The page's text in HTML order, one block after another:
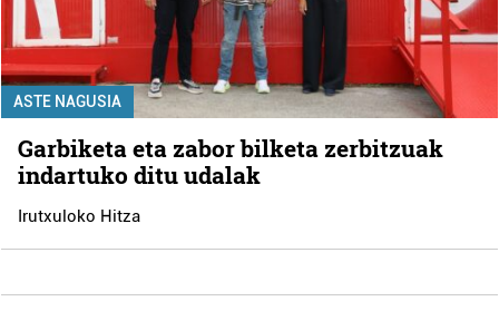
ASTE NAGUSIA
Garbiketa eta zabor bilketa zerbitzuak
indartuko ditu udalak
Irutxuloko Hitza